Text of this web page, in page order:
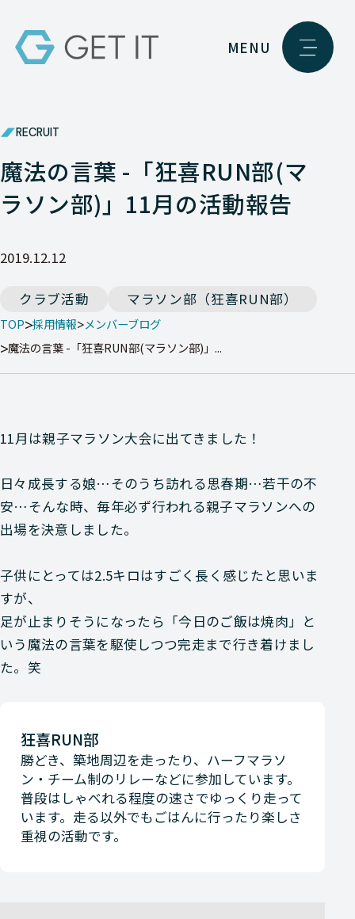
MENU
RECRUIT
魔法の言葉 -「狂喜RUN部(マ
ラソン部)」11月の活動報告
2019.12.12
クラブ活動 マラソン部（狂喜RUN部）
TOP 採用情報 メンバーブログ
魔法の言葉 -「狂喜RUN部(マラソン部)」...
11月は親子マラソン大会に出てきました！
日々成長する娘…そのうち訪れる思春期…若干の不
安…そんな時、毎年必ず行われる親子マラソンへの
出場を決意しました。
子供にとっては2.5キロはすごく長く感じたと思いま
すが、
足が止まりそうになったら 「今日のご飯は焼肉」 と
いう魔法の言葉を駆使しつつ完走まで行き着けまし
た。笑
狂喜RUN部
勝どき、築地周辺を走ったり、ハーフマラソ
ン・チーム制のリレーなどに参加しています。
普段はしゃべれる程度の速さでゆっくり走って
います。走る以外でもごはんに行ったり楽しさ
重視の活動です。